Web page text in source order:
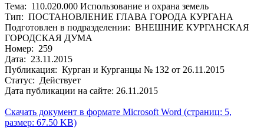
Тема: 110.020.000 Использование и охрана земель
Тип: ПОСТАНОВЛЕНИЕ ГЛАВА ГОРОДА КУРГАНА
Подготовлен в подразделении: ВНЕШНИЕ КУРГАНСКАЯ
ГОРОДСКАЯ ДУМА
Номер: 259
Дата: 23.11.2015
Публикация: Курган и Курганцы № 132 от 26.11.2015
Статус: Действует
Дата публикации на сайте: 26.11.2015
Скачать документ в формате Microsoft Word (страниц: 5,
размер: 67.50 KB)